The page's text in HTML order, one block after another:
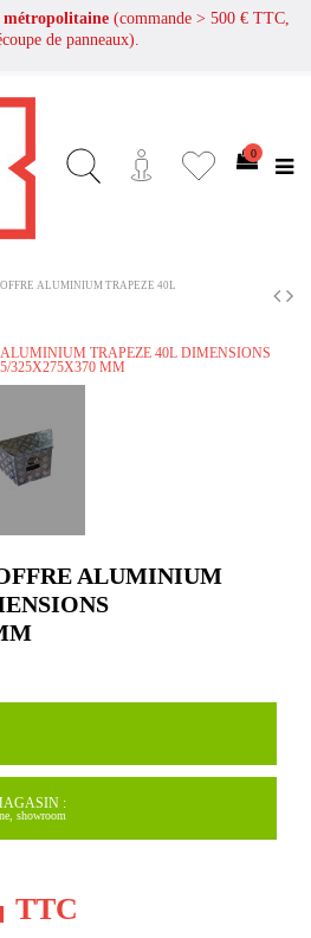
(commande > 500 € TTC,
de panneaux).
0
ALUMINIUM TRAPEZE 40L
ALUMINIUM
:
showroom
TTC